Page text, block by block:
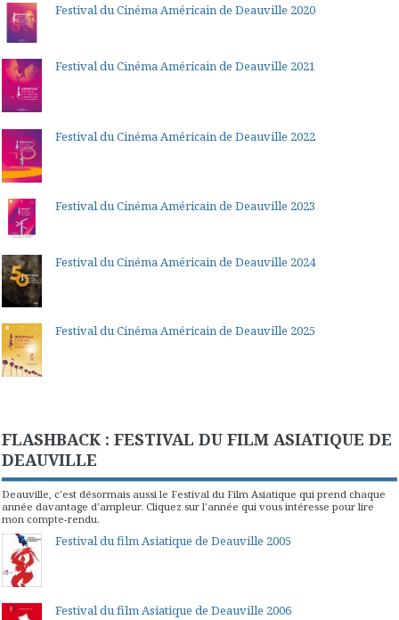
Festival du Cinéma Américain de Deauville 2020
Festival du Cinéma Américain de Deauville 2021
Festival du Cinéma Américain de Deauville 2022
Festival du Cinéma Américain de Deauville 2023
Festival du Cinéma Américain de Deauville 2024
Festival du Cinéma Américain de Deauville 2025
FLASHBACK : FESTIVAL DU FILM ASIATIQUE DE
DEAUVILLE
Deauville, c'est désormais aussi le Festival du Film Asiatique qui prend chaque
année davantage d'ampleur. Cliquez sur l'année qui vous intéresse pour lire
mon compte-rendu.
Festival du film Asiatique de Deauville 2005
Festival du film Asiatique de Deauville 2006